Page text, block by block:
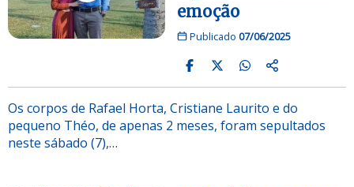
emoção
Publicado 07/06/2025
Os corpos de Rafael Horta, Cristiane Laurito e do
pequeno Théo, de apenas 2 meses, foram sepultados
neste sábado (7),…